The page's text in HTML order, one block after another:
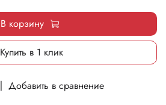
Добавить в сравнение
В корзину
Купить в 1 клик